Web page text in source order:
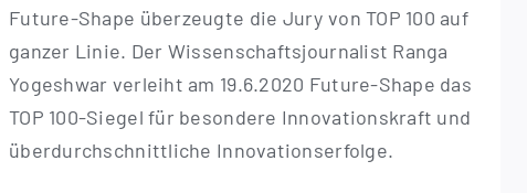
Future-Shape über­zeug­te die Jury von TOP 100 auf
gan­zer Linie. Der Wis­sen­schafts­jour­na­list Ran­ga
Yogeshwar ver­leiht am 19.6.2020 Future-Shape das
TOP 100-Sie­­­gel für beson­de­re Inno­va­ti­ons­kraft und
über­durch­schnitt­li­che Innovationserfolge.